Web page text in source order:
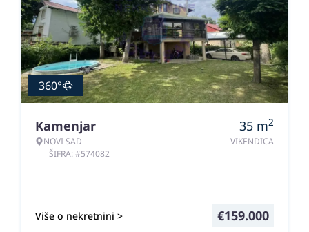
360°
Kamenjar
NOVI SAD
ŠIFRA: #574082
35 m2
VIKENDICA
Više o nekretnini > €159.000